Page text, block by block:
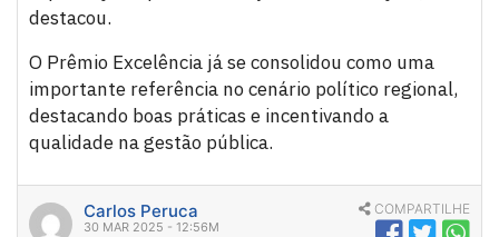
destacou.
O Prêmio Excelência já se consolidou como uma
importante referência no cenário político regional,
destacando boas práticas e incentivando a
qualidade na gestão pública.
Carlos Peruca
30 MAR 2025 - 12:56M
COMPARTILHE